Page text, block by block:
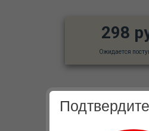
298
Ожидается